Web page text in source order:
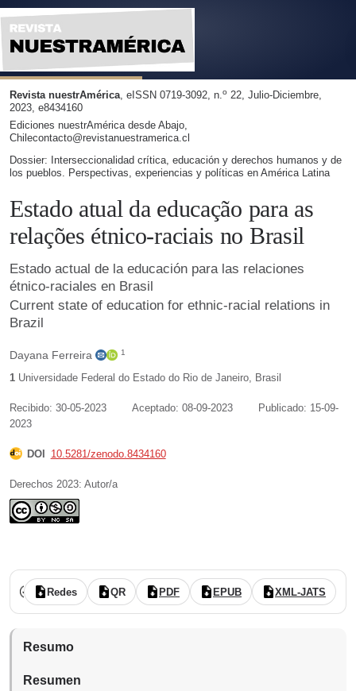
Estado actual de la educación para las relaciones étnico-
Revista nuestrAmérica, eISSN 0719-3092, n.o 22, Julio-Diciembre,
2023, e8434160
Ediciones nuestrAmérica desde Abajo,
Chilecontacto@revistanuestramerica.cl
Dossier: Interseccionalidad crítica, educación y derechos humanos y de
los pueblos. Perspectivas, experiencias y políticas en América Latina
Estado atual da educação para as
relações étnico-raciais no Brasil
Estado actual de la educación para las relaciones
étnico-raciales en Brasil
Current state of education for ethnic-racial relations in
Brazil
Dayana Ferreira 1
1 Universidade Federal do Estado do Rio de Janeiro, Brasil
Recibido: 30-05-2023 Aceptado: 08-09-2023
Publicado: 15-09-
2023
DOI 10.5281/zenodo.8434160
Derechos 2023: Autor/a
Núm. 22 (2023): Hacia los diez años de publicaciones en Revista
revisado por pares acceso abierto
Redes QR PDF EPUB XML-JATS
Resumo
Resumen